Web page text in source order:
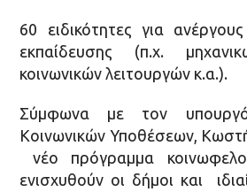
60 ειδικότητες για
εκπαίδευσης (π.χ.
κοινωνικών λειτουργών κ.α.).
Σύμφωνα με τον
Κοινωνικών Υποθέσεων,
νέο πρόγραμμα
ενισχυθούν οι δήμοι και